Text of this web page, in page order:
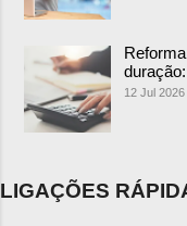
12 Jul 2026
LIGAÇÕES